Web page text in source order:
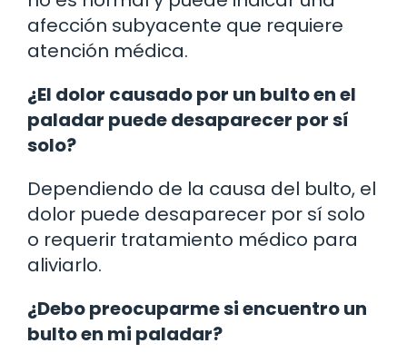
afección subyacente que requiere
atención médica.
¿El dolor causado por un bulto en el
paladar puede desaparecer por sí
solo?
Dependiendo de la causa del bulto, el
dolor puede desaparecer por sí solo
o requerir tratamiento médico para
aliviarlo.
¿Debo preocuparme si encuentro un
bulto en mi paladar?